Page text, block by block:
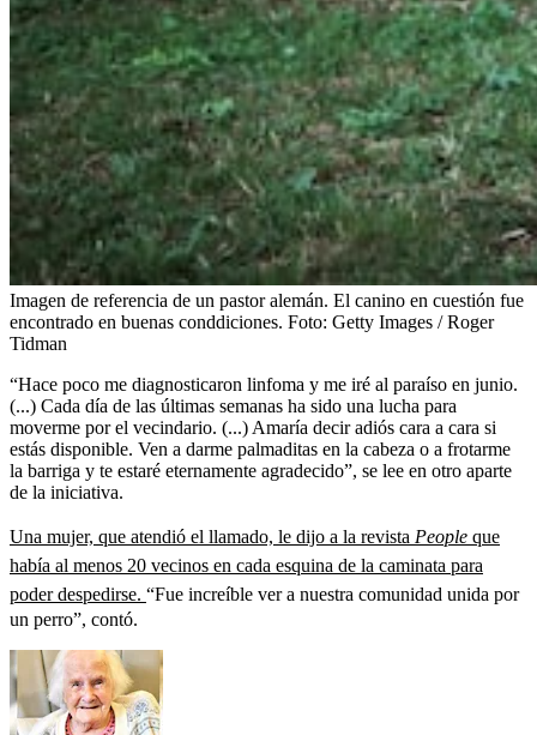
Imagen de referencia de un pastor alemán. El canino en cuestión fue
encontrado en buenas conddiciones. Foto: Getty Images / Roger
Tidman
“Hace poco me diagnosticaron linfoma y me iré al paraíso en junio.
(...) Cada día de las últimas semanas ha sido una lucha para
moverme por el vecindario. (...) Amaría decir adiós cara a cara si
estás disponible. Ven a darme palmaditas en la cabeza o a frotarme
la barriga y te estaré eternamente agradecido”, se lee en otro aparte
de la iniciativa.
Una mujer, que atendió el llamado, le dijo a la revista People que
había al menos 20 vecinos en cada esquina de la caminata para
poder despedirse. “Fue increíble ver a nuestra comunidad unida por
un perro”, contó.